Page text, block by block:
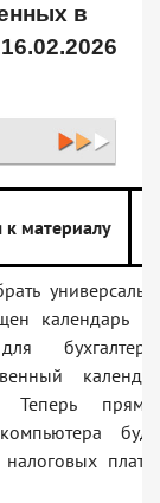
в
материалу
календарь
для
Теперь
налоговых